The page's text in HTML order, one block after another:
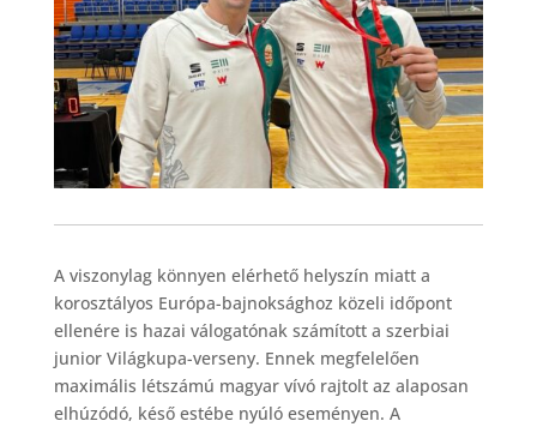
A viszonylag könnyen elérhető helyszín miatt a
korosztályos Európa-bajnoksághoz közeli időpont
ellenére is hazai válogatónak számított a szerbiai
junior Világkupa-verseny. Ennek megfelelően
maximális létszámú magyar vívó rajtolt az alaposan
elhúzódó, késő estébe nyúló eseményen. A